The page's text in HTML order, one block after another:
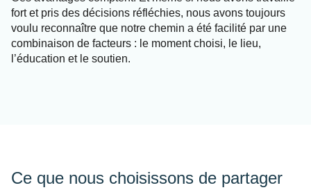
fort et pris des décisions réfléchies, nous avons toujours
voulu reconnaître que notre chemin a été facilité par une
combinaison de facteurs : le moment choisi, le lieu,
l’éducation et le soutien.
Ce que nous choisissons de partager